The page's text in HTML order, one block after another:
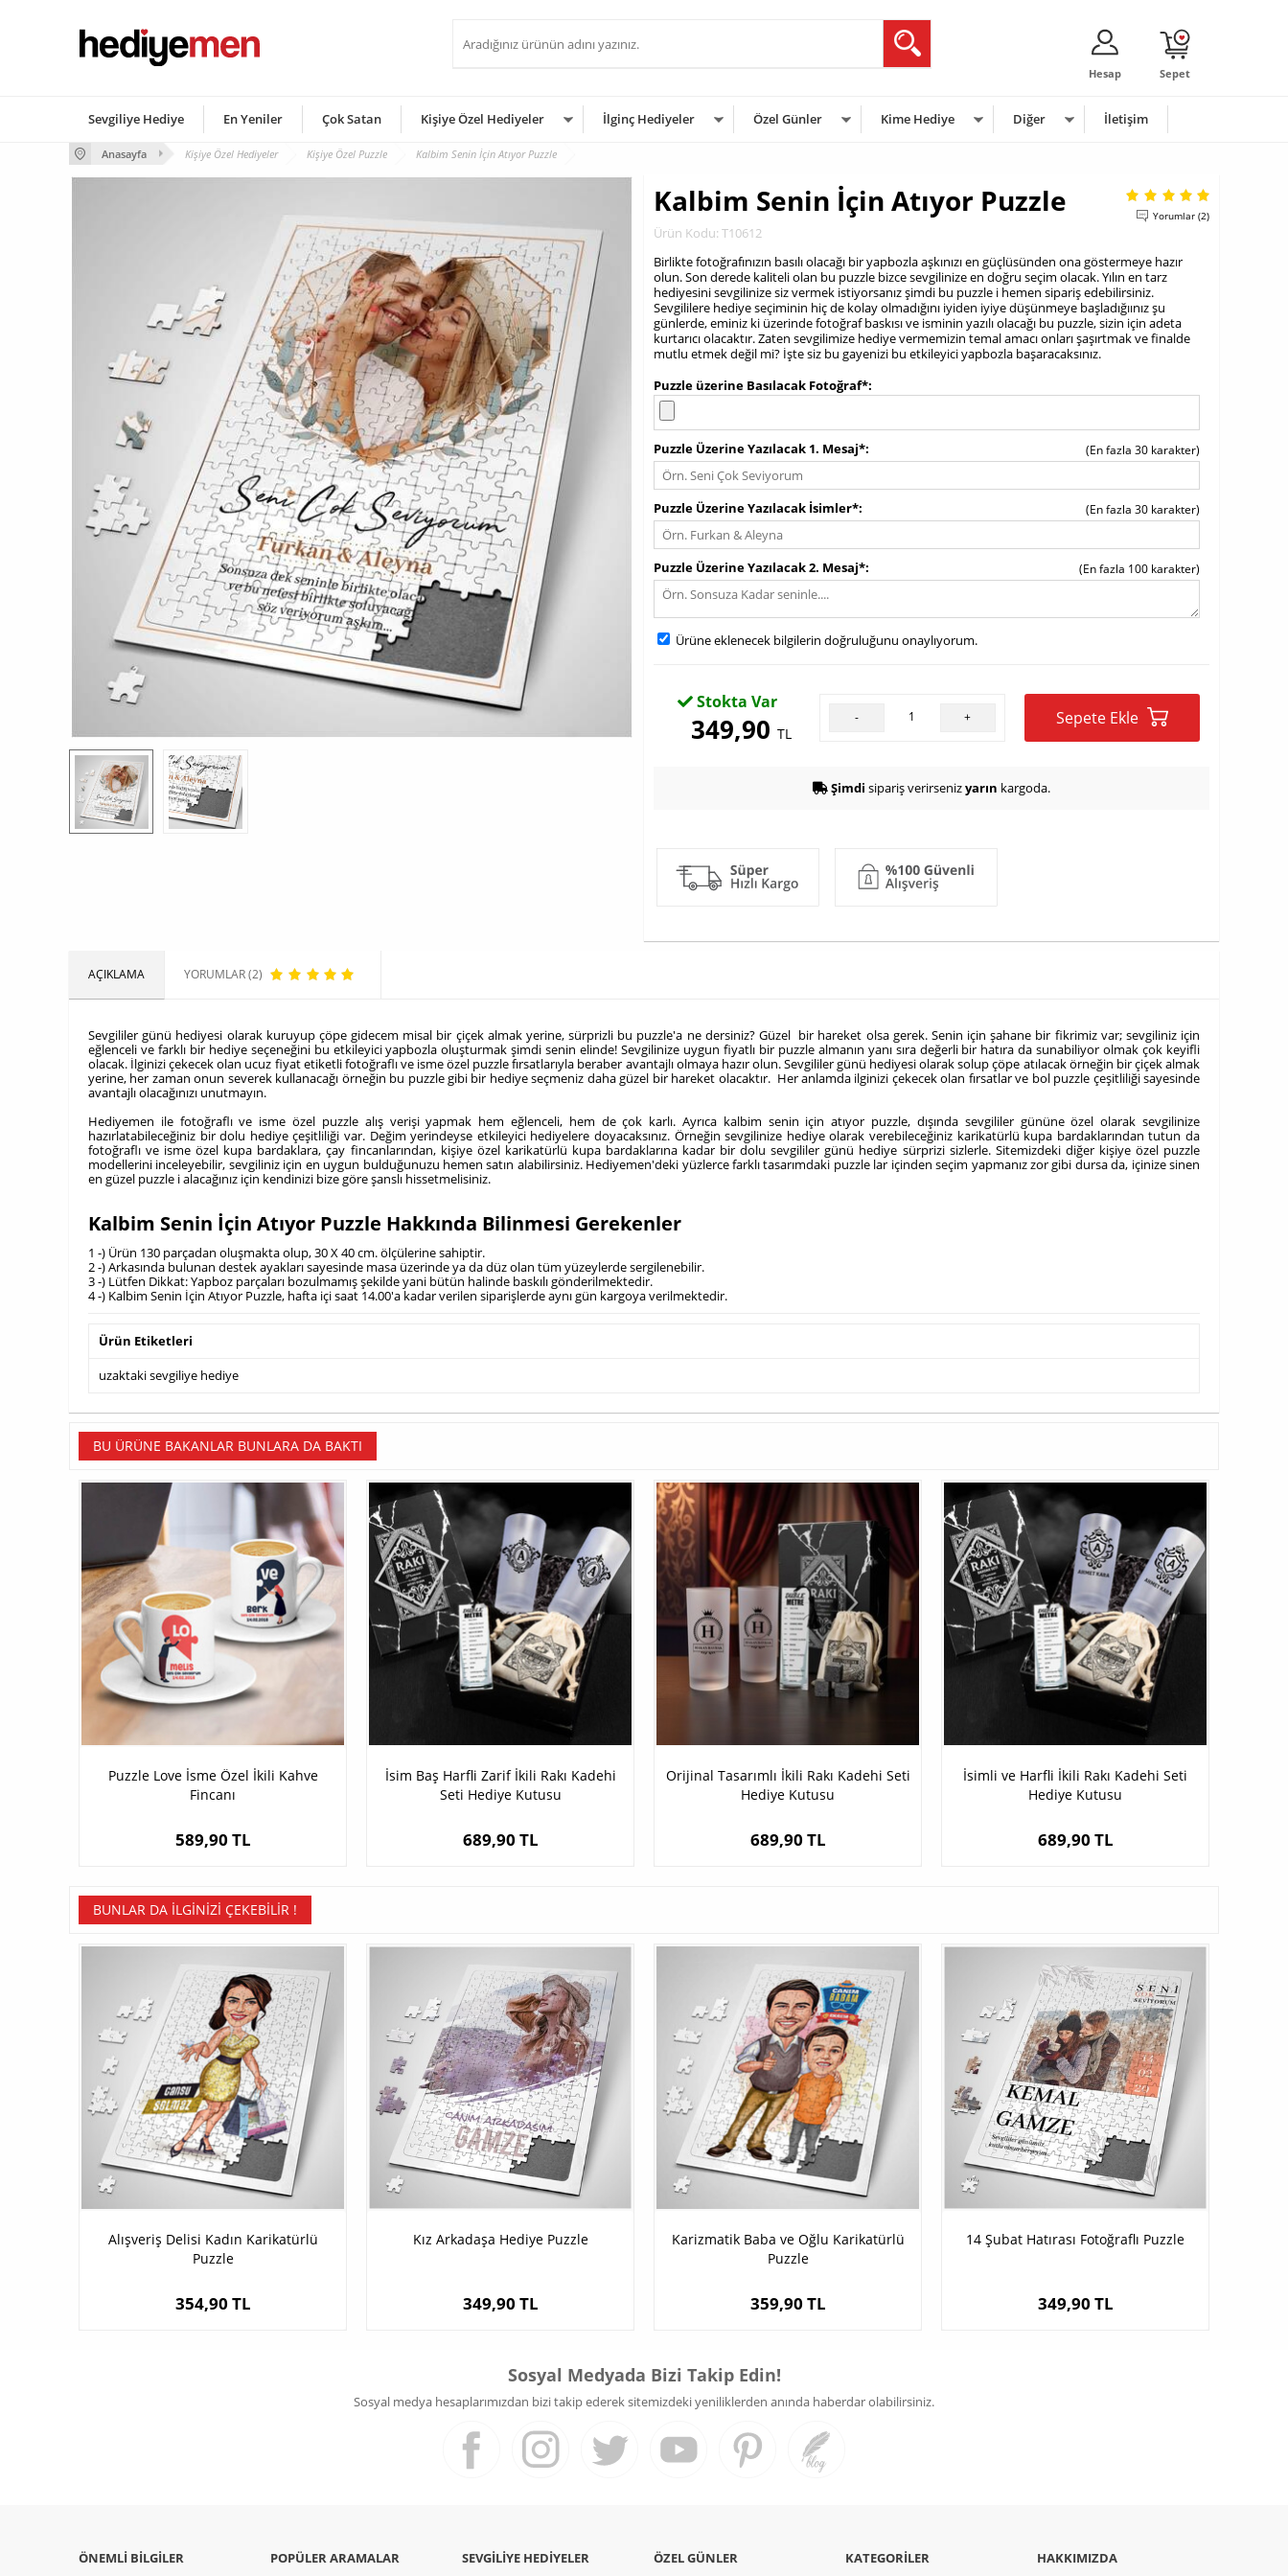
Sepet
Hesap
Sevgiliye Hediye En Yeniler Çok Satan Kişiye Özel Hediyeler İlginç Hediyeler Özel Günler Kime Hediye Diğer İletişim
Anasayfa Kişiye Özel Hediyeler Kişiye Özel Puzzle Kalbim Senin İçin Atıyor Puzzle
Kalbim Senin İçin Atıyor Puzzle
Ürün Kodu: T10612
Yorumlar (2)
Birlikte fotoğrafınızın basılı olacağı bir yapbozla aşkınızı en güçlüsünden ona göstermeye hazır
olun. Son derede kaliteli olan bu puzzle bizce sevgilinize en doğru seçim olacak. Yılın en tarz
hediyesini sevgilinize siz vermek istiyorsanız şimdi bu puzzle i hemen sipariş edebilirsiniz.
Sevgililere hediye seçiminin hiç de kolay olmadığını iyiden iyiye düşünmeye başladığıınız şu
günlerde, eminiz ki üzerinde fotoğraf baskısı ve isminin yazılı olacağı bu puzzle, sizin için adeta
kurtarıcı olacaktır. Zaten sevgilimize hediye vermemizin temal amacı onları şaşırtmak ve finalde
mutlu etmek değil mi? İşte siz bu gayenizi bu etkileyici yapbozla başaracaksınız.
Puzzle üzerine Basılacak Fotoğraf*
Puzzle Üzerine Yazılacak 1. Mesaj* (En fazla 30 karakter)
Puzzle Üzerine Yazılacak İsimler* (En fazla 30 karakter)
Puzzle Üzerine Yazılacak 2. Mesaj* (En fazla 100 karakter)
Ürüne eklenecek bilgilerin doğruluğunu onaylıyorum.
Stokta Var
349,90TL
- + Sepete Ekle
Şimdi sipariş verirsenizyarın kargoda.
AÇIKLAMA YORUMLAR (2)
Sevgililer günü hediyesi olarak kuruyup çöpe gidecem misal bir çiçek almak yerine, sürprizli bu puzzle'a ne dersiniz? Güzel bir hareket olsa gerek. Senin için şahane bir fikrimiz var; sevgiliniz için
eğlenceli ve farklı bir hediye seçeneğini bu etkileyici yapbozla oluşturmak şimdi senin elinde! Sevgilinize uygun fiyatlı bir puzzle almanın yanı sıra değerli bir hatıra da sunabiliyor olmak çok keyifli
olacak. İlginizi çekecek olan ucuz fiyat etiketli fotoğraflı ve isme özel puzzle fırsatlarıyla beraber avantajlı olmaya hazır olun. Sevgililer günü hediyesi olarak solup çöpe atılacak örneğin bir çiçek almak
yerine, her zaman onun severek kullanacağı örneğin bu puzzle gibi bir hediye seçmeniz daha güzel bir hareket olacaktır. Her anlamda ilginizi çekecek olan fırsatlar ve bol puzzle çeşitliliği sayesinde
avantajlı olacağınızı unutmayın.
Hediyemen ile fotoğraflı ve isme özel puzzle alış verişi yapmak hem eğlenceli, hem de çok karlı. Ayrıca kalbim senin için atıyor puzzle, dışında sevgililer gününe özel olarak sevgilinize
hazırlatabileceğiniz bir dolu hediye çeşitliliği var. Değim yerindeyse etkileyici hediyelere doyacaksınız. Örneğin sevgilinize hediye olarak verebileceğiniz karikatürlü kupa bardaklarından tutun da
fotoğraflı ve isme özel kupa bardaklara, çay fincanlarından, kişiye özel karikatürlü kupa bardaklarına kadar bir dolu sevgililer günü hediye sürprizi sizlerle. Sitemizdeki diğer kişiye özel puzzle
modellerini inceleyebilir, sevgiliniz için en uygun bulduğunuzu hemen satın alabilirsiniz. Hediyemen'deki yüzlerce farklı tasarımdaki puzzle lar içinden seçim yapmanız zor gibi dursa da, içinize sinen
en güzel puzzle i alacağınız için kendinizi bize göre şanslı hissetmelisiniz.
Kalbim Senin İçin Atıyor Puzzle Hakkında Bilinmesi Gerekenler
1 -) Ürün 130 parçadan oluşmakta olup, 30 X 40 cm. ölçülerine sahiptir.
2 -) Arkasında bulunan destek ayakları sayesinde masa üzerinde ya da düz olan tüm yüzeylerde sergilenebilir.
3 -) Lütfen Dikkat: Yapboz parçaları bozulmamış şekilde yani bütün halinde baskılı gönderilmektedir.
4 -) Kalbim Senin İçin Atıyor Puzzle, hafta içi saat 14.00'a kadar verilen siparişlerde aynı gün kargoya verilmektedir.
Ürün Etiketleri
uzaktaki sevgiliye hediye
BU ÜRÜNE BAKANLAR BUNLARA DA BAKTI
Puzzle Love İsme Özel İkili Kahve
Fincanı
589,90 TL
İsim Baş Harfli Zarif İkili Rakı Kadehi
Seti Hediye Kutusu
689,90 TL
Orijinal Tasarımlı İkili Rakı Kadehi Seti
Hediye Kutusu
689,90 TL
İsimli ve Harfli İkili Rakı Kadehi Seti
Hediye Kutusu
689,90 TL
BUNLAR DA İLGINIZI ÇEKEBILIR !
Alışveriş Delisi Kadın Karikatürlü
Puzzle
354,90 TL
Kız Arkadaşa Hediye Puzzle
349,90 TL
Karizmatik Baba ve Oğlu Karikatürlü
Puzzle
359,90 TL
14 Şubat Hatırası Fotoğraflı Puzzle
349,90 TL
Sosyal Medyada Bizi Takip Edin!
Sosyal medya hesaplarımızdan bizi takip ederek sitemizdeki yeniliklerden anında haberdar olabilirsiniz.
ÖNEMLI BILGILER POPÜLER ARAMALAR SEVGILIYE HEDIYELER ÖZEL GÜNLER KATEGORILER HAKKIMIZDA